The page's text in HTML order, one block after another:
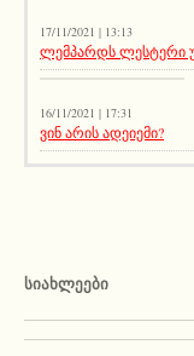
17/11/2021 | 13:13
ლემპარდს ლესტერი
აქეთურ-იქითური
16/11/2021 | 17:31
ვინ არის ადეიემი?
ᲡᲘᲐᲮᲚᲔᲔᲑᲘ